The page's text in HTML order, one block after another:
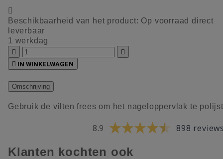

Beschikbaarheid van het product: Op voorraad direct
leverbaar
1 werkdag


 IN WINKELWAGEN
Omschrijving
Gebruik de vilten frees om het nageloppervlak te
8.9 898
Klanten kochten ook